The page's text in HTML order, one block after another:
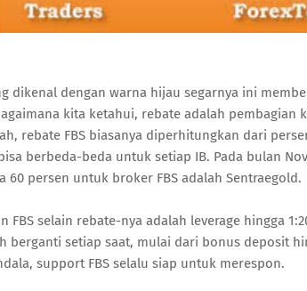
dikenal dengan warna hijau segarnya ini
kita ketahui, rebate adalah
rebate FBS biasanya diperhitungkan dari
berbeda-beda untuk setiap IB. Pada bulan
60 persen untuk broker FBS adalah Sentraegold.
FBS selain rebate-nya adalah leverage hingga
berganti setiap saat, mulai dari bonus deposit
support FBS selalu siap untuk merespon.